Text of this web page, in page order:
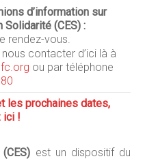
d’information sur
Solidarité (CES) :
rendez-vous.
nous contacter d’ici là à
ou par téléphone
les prochaines dates,
ici !
est un dispositif du